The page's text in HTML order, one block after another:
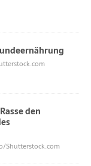
den
Shutterstock.com